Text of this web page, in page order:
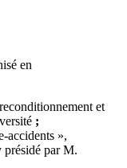
en
et
;
accidents »,
présidé par M.